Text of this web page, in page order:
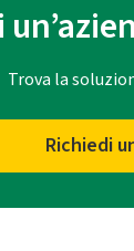
Trova la
Richiedi